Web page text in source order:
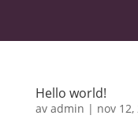
Hello world!
av admin | nov 12,